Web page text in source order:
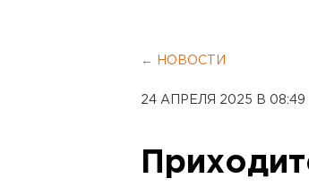
← НОВОСТИ
24 АПРЕЛЯ 2025 В 08:49